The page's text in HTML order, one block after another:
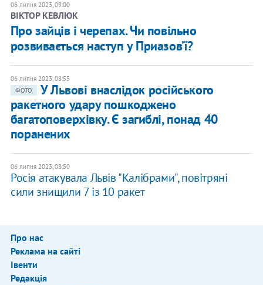
06 липня 2023, 09:00
ВІКТОР КЕВЛЮК
​Про зайців і черепах. Чи повільно
розвивається наступ у Приазов’ї?
06 липня 2023, 08:55
ФОТО
У Львові внаслідок російського
ракетного удару пошкоджено
багатоповерхівку. Є загиблі, понад 40
поранених
06 липня 2023, 08:50
Росія атакувала Львів "Калібрами", повітряні
сили знищили 7 із 10 ракет
Про нас
Реклама на сайті
Івенти
Редакція